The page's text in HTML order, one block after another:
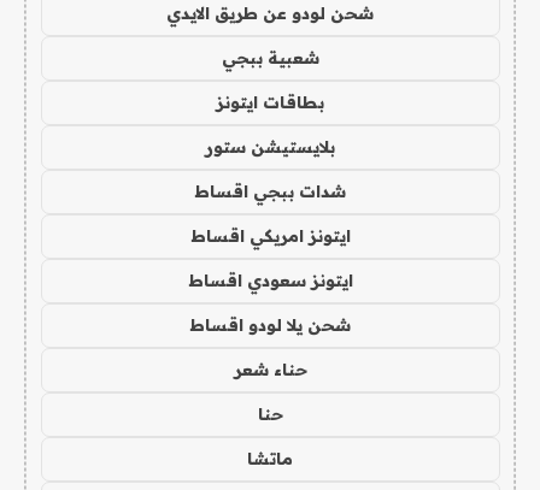
شحن لودو عن طريق الايدي
شعبية ببجي
بطاقات ايتونز
بلايستيشن ستور
شدات ببجي اقساط
ايتونز امريكي اقساط
ايتونز سعودي اقساط
شحن يلا لودو اقساط
حناء شعر
حنا
ماتشا